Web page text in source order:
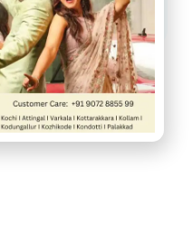
ഇൻഫോ